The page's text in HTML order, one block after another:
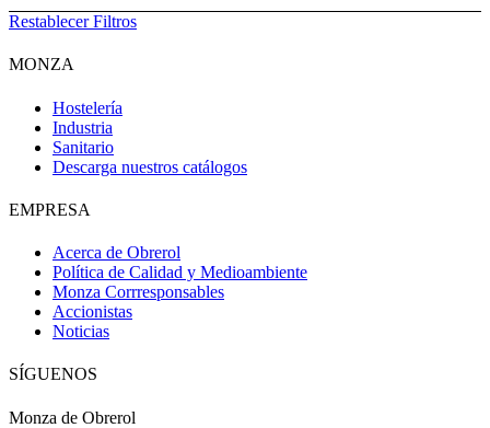
Restablecer Filtros
MONZA
Hostelería
Industria
Sanitario
Descarga nuestros catálogos
EMPRESA
Acerca de Obrerol
Política de Calidad y Medioambiente
Monza Corrresponsables
Accionistas
Noticias
SÍGUENOS
Monza de Obrerol